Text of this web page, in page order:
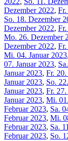
Dezember 2022,
So. 18. Dezember
Dezember 2022,
Mo. 26. Dezember
Dezember 2022,
Mi. 04. Januar 2023,
07. Januar 2023,
Januar 2023, Fr. 20.
Januar 2023, So.
Januar 2023, Fr. 27.
Januar 2023, Mi.
Februar 2023, Sa.
Februar 2023, Mi.
Februar 2023, Sa.
Februar 2023, So.